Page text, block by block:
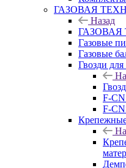
ГАЗОВАЯ
Назад
Газовые
Газовые
Гвозди
F-
F-